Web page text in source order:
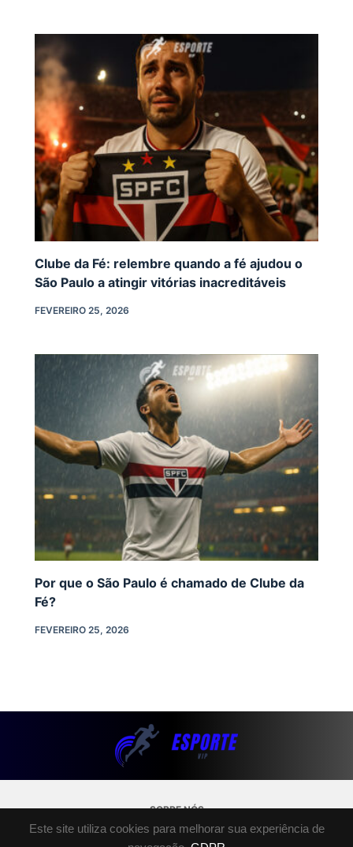
Este site utiliza cookies para melhorar sua experiência de
Clube da Fé: relembre quando a fé ajudou o
São Paulo a atingir vitórias inacreditáveis
FEVEREIRO 25, 2026
Por que o São Paulo é chamado de Clube da
Fé?
FEVEREIRO 25, 2026
SOBRE NÓS
POLÍTICA DE PRIVACIDADE